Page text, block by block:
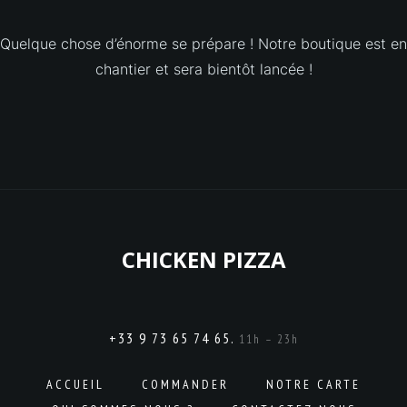
Quelque chose d’énorme se prépare ! Notre boutique est en
chantier et sera bientôt lancée !
CHICKEN PIZZA
+33 9 73 65 74 65. 11h – 23h
ACCUEIL COMMANDER
NOTRE CARTE